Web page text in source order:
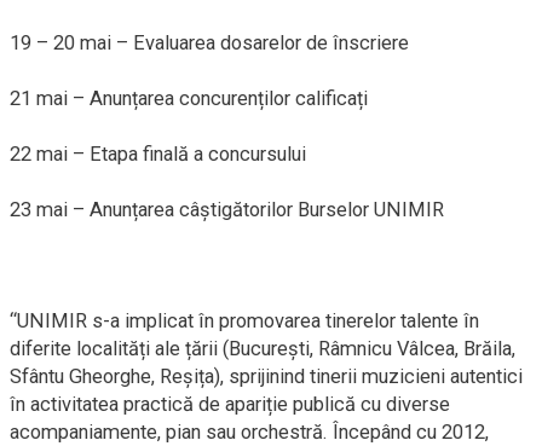
19 – 20 mai – Evaluarea dosarelor de înscriere
21 mai – Anunțarea concurenților calificați
22 mai – Etapa finală a concursului
23 mai – Anunțarea câștigătorilor Burselor UNIMIR
“UNIMIR s-a implicat în promovarea tinerelor talente în
diferite localități ale țării (București, Râmnicu Vâlcea, Brăila,
Sfântu Gheorghe, Reșița), sprijinind tinerii muzicieni autentici
în activitatea practică de apariție publică cu diverse
acompaniamente, pian sau orchestră. Începând cu 2012,